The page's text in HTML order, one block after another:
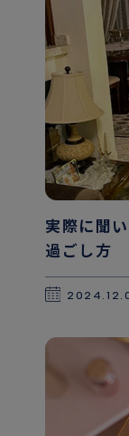
実際に聞
過ごし方